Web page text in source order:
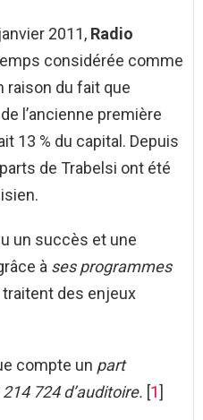
2011, Radio
considérée comme
raison du fait que
l’ancienne première
13 % du capital. Depuis
de Trabelsi ont été
un succès et une
à ses programmes
traitent des enjeux
compte un part
724 d’auditoire. [1]